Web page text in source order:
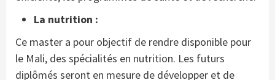
La nutrition :
Ce master a pour objectif de rendre disponible pour
le Mali, des spécialités en nutrition. Les futurs
diplômés seront en mesure de développer et de